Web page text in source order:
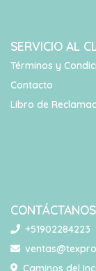
SERVICIO AL
Términos y
Contacto
Libro de
CONTÁCTANOS
+51902284223
Caminos del